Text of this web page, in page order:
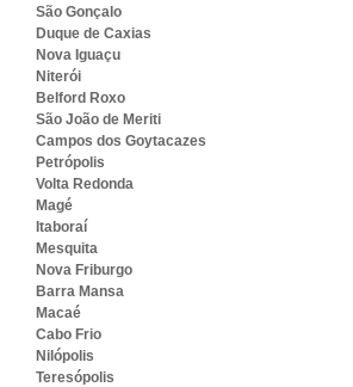
São Gonçalo
Duque de Caxias
Nova Iguaçu
Niterói
Belford Roxo
São João de Meriti
Campos dos Goytacazes
Petrópolis
Volta Redonda
Magé
Itaboraí
Mesquita
Nova Friburgo
Barra Mansa
Macaé
Cabo Frio
Nilópolis
Teresópolis